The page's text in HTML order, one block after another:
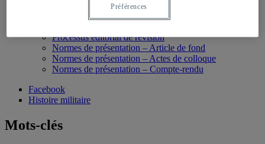
Processus éditorial de révision
Normes de présentation – Article de fond
Normes de présentation – Actes de colloque
Normes de présentation – Compte-rendu
Facebook
Histoire militaire
Mots-clés
Préférences